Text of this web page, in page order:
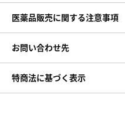
医薬品販売に関する注意事項
お問い合わせ先
特商法に基づく表示